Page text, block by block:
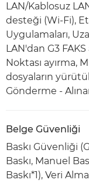
LAN/Kablosuz
desteği (Wi-Fi),
Uygulamaları,
LAN'dan G3
Noktası ayırma,
dosyaların
Gönderme -
Belge Güvenliği
Baskı Güvenliği
Baskı, Manuel
Baskı*1), Veri